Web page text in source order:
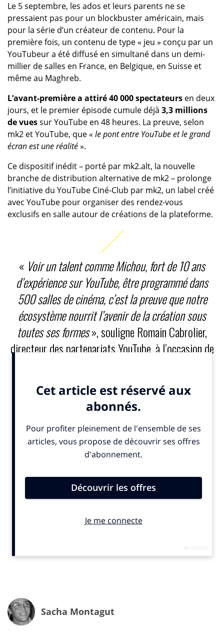
Le 5 septembre, les ados et leurs parents ne se
pressaient pas pour un blockbuster américain, mais
pour la série d’un créateur de contenu. Pour la
première fois, un contenu de type « jeu » conçu par un
YouTubeur a été diffusé en simultané dans un demi-
millier de salles en France, en Belgique, en Suisse et
même au Maghreb.
L’avant-première a attiré 40 000 spectateursen deux
jours, et le premier épisode cumule déjà 3,3 millions
de vuessur YouTube en 48 heures. La preuve, selon
mk2 et YouTube, que « le pont entre YouTube et le grand
écran est une réalité».
Ce dispositif inédit – porté par mk2.alt, la nouvelle
branche de distribution alternative de mk2 – prolonge
l’initiative du YouTube Ciné-Club par mk2, un label créé
avec YouTube pour organiser des rendez-vous
exclusifs en salle autour de créations de la plateforme.
« Voir un talent comme Michou, fort de 10 ans
d’expérience sur YouTube, être programmé dans
500 salles de cinéma, c’est la preuve que notre
écosystème nourrit l’avenir de la création sous
toutes ses formes», souligne Romain Cabrolier,
directeur des partenariats YouTube, à l’occasion de
culturelle :reconnecter les jeunes au cinéma… sans
forcément opposer ce dernier aux nouvelles formes de
Sacha Montagut